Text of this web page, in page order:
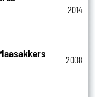
2014
2008